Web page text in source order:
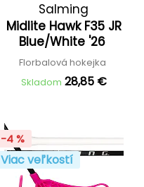
Salming
Midlite Hawk F35 JR
Blue/White '26
Florbalová hokejka
Skladom 28,85 €
-4 %
Viac veľkostí